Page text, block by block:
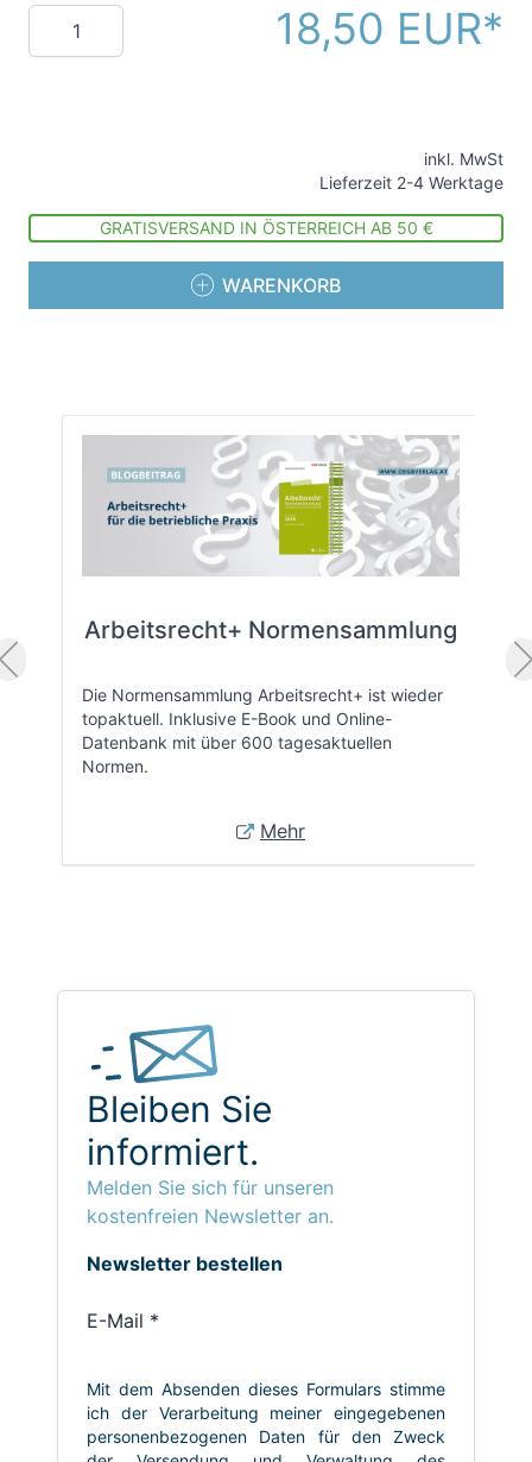
Menge 18,50 EUR
inkl. MwSt
Lieferzeit 2-4 Werktage
GRATISVERSAND IN ÖSTERREICH AB 50 €
WARENKORB
Arbeitsrecht+ Normensammlung
Die Normensammlung Arbeitsrecht+ ist wieder
topaktuell. Inklusive E-Book und Online-
Datenbank mit über 600 tagesaktuellen
Normen.
Mehr
Bleiben Sie
informiert.
Melden Sie sich für unseren
kostenfreien Newsletter an.